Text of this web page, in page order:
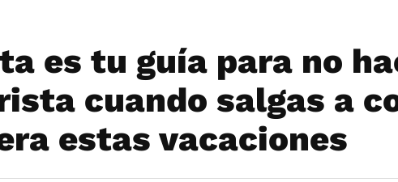
es tu guía para no
cuando salgas a
estas vacaciones